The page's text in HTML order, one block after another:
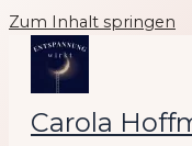
Zum Inhalt springen
Carola